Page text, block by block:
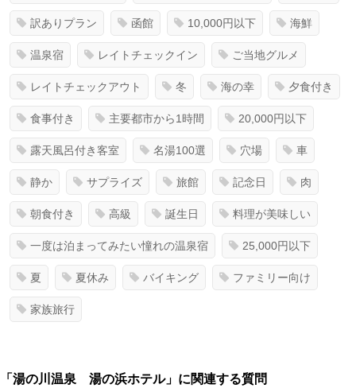
訳ありプラン 函館 10,000円以下 海鮮
温泉宿 レイトチェックイン ご当地グルメ
レイトチェックアウト 冬 海の幸 夕食付き
食事付き 主要都市から1時間 20,000円以下
露天風呂付き客室 名湯100選 穴場 車
静か サプライズ 旅館 記念日 肉
朝食付き 高級 誕生日 料理が美味しい
一度は泊まってみたい憧れの温泉宿 25,000円以下
夏 夏休み バイキング ファミリー向け
家族旅行
「湯の川温泉 湯の浜ホテル」に関連する質問